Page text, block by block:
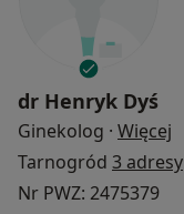
dr Henryk Dyś
Ginekolog · Więcej
Tarnogród 3 adresy
Nr PWZ: 2475379